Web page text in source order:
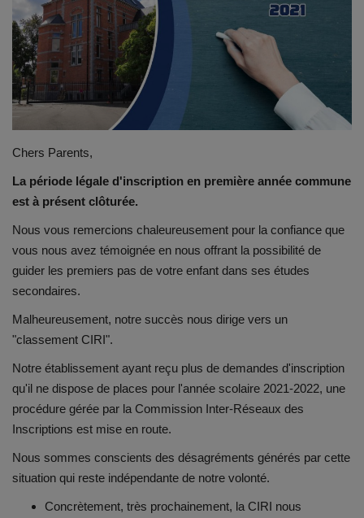
Emplois
Notre offre d'enseignement (2026)
Association des Parents
Offre d'enseignement & inscriptions
Ancien-ne-s du CES Saint-Vincent
Activation email
Internats
Documents
Services
Contacts
Chers Parents,
La période légale d'inscription en première année commune
est à présent clôturée.
Nous vous remercions chaleureusement pour la confiance que
vous nous avez témoignée en nous offrant la possibilité de
guider les premiers pas de votre enfant dans ses études
secondaires.
Malheureusement, notre succès nous dirige vers un
"classement CIRI".
Notre établissement ayant reçu plus de demandes d'inscription
qu'il ne dispose de places pour l'année scolaire 2021-2022, une
procédure gérée par la Commission Inter-Réseaux des
Inscriptions est mise en route.
Nous sommes conscients des désagréments générés par cette
situation qui reste indépendante de notre volonté.
Concrètement, très prochainement, la CIRI nous